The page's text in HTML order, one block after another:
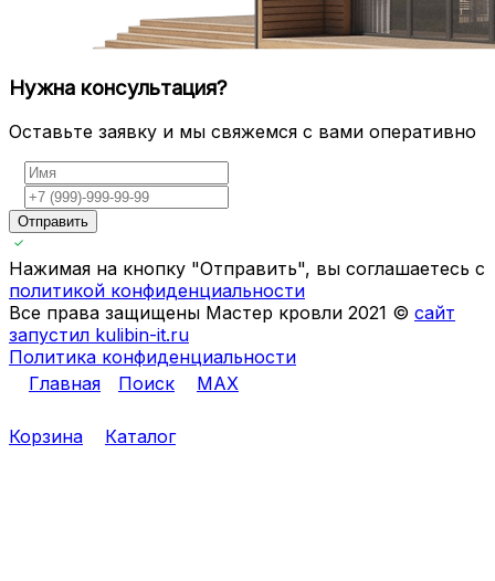
Нужна консультация?
Оставьте заявку и мы свяжемся с вами оперативно
Отправить
Нажимая на кнопку "Отправить", вы соглашаетесь с
политикой конфиденциальности
Все права защищены Мастер кровли 2021 © сайт
запустил kulibin-it.ru
Политика конфиденциальности
Главная
Поиск MAX
Корзина Каталог